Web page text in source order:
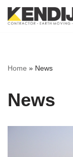
Skip
Home » News
News